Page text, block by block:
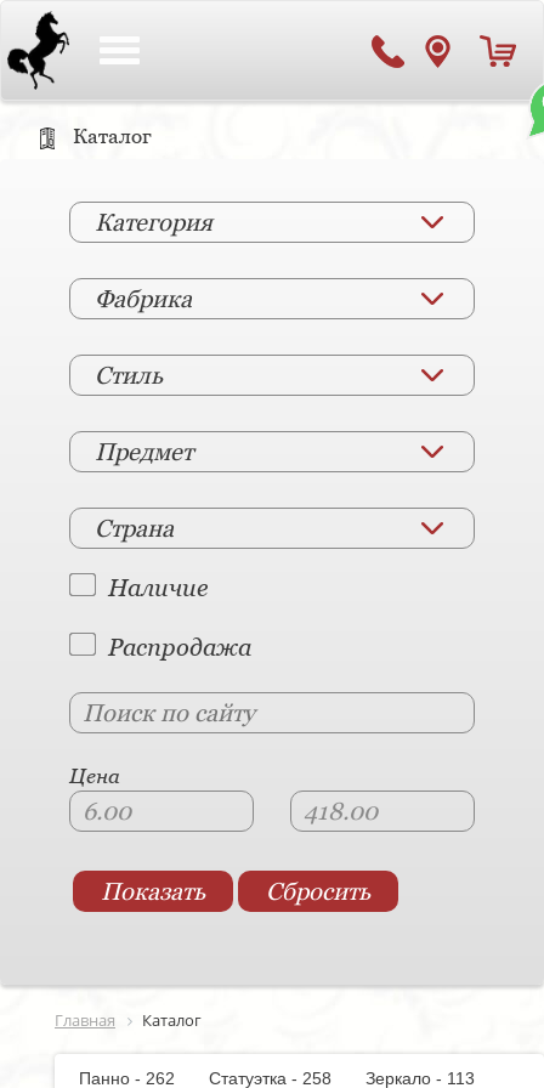
Каталог
Категория
Фабрика
Стиль
Предмет
Страна
Наличие
Распродажа
Цена
Главная Каталог
Панно - 262 Статуэтка - 258
Зеркало - 113